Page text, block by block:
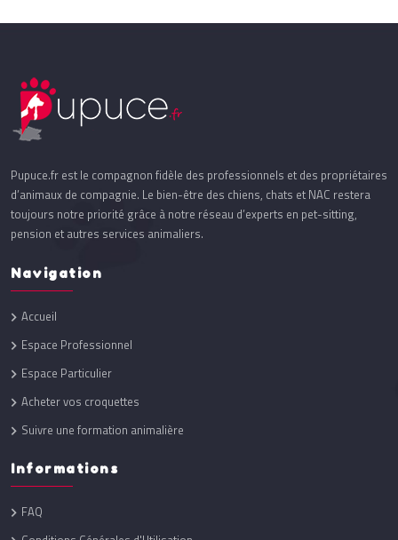
Pupuce.fr est le compagnon fidèle des professionnels et des propriétaires
d’animaux de compagnie. Le bien-être des chiens, chats et NAC restera
toujours notre priorité grâce à notre réseau d’experts en pet-sitting,
pension et autres services animaliers.
Navigation
Accueil
Espace Professionnel
Espace Particulier
Acheter vos croquettes
Suivre une formation animalière
Informations
FAQ